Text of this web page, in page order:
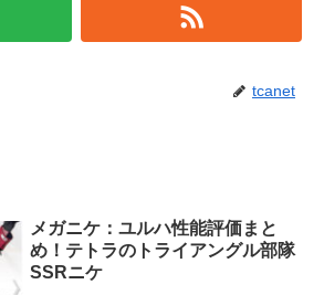
tcanet
メガニケ：ユルハ性能評価まと
め！テトラのトライアングル部隊
SSRニケ